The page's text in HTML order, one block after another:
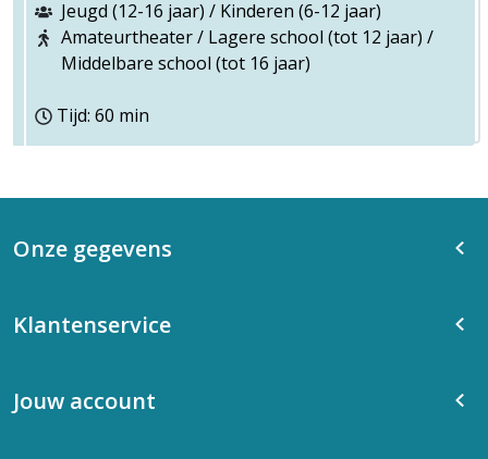
Jeugd (12-16 jaar) / Kinderen (6-12 jaar)
Amateurtheater / Lagere school (tot 12 jaar) /
Middelbare school (tot 16 jaar)
Tijd: 60 min
Onze gegevens
Klantenservice
Jouw account